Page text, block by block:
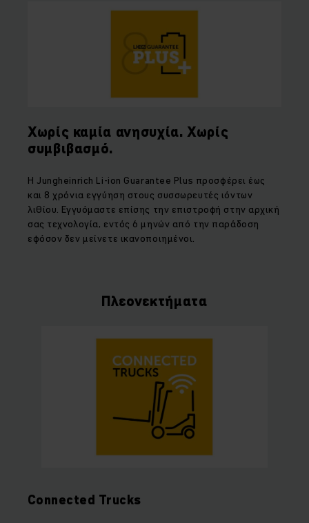
Χωρίς καμία ανησυχία. Χωρίς
συμβιβασμό.
Η Jungheinrich Li-ion Guarantee Plus προσφέρει έως
και 8 χρόνια εγγύηση στους συσσωρευτές ιόντων
λιθίου. Εγγυόμαστε επίσης την επιστροφή στην αρχική
σας τεχνολογία, εντός 6 μηνών από την παράδοση
εφόσον δεν μείνετε ικανοποιημένοι.
Πλεονεκτήματα
Connected Trucks